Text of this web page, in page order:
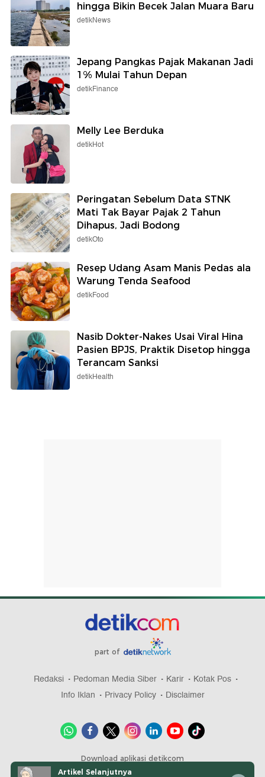
hingga Bikin Becek Jalan Muara Baru
detikNews
Jepang Pangkas Pajak Makanan Jadi
1% Mulai Tahun Depan
detikFinance
Melly Lee Berduka
detikHot
Peringatan Sebelum Data STNK
Mati Tak Bayar Pajak 2 Tahun
Dihapus, Jadi Bodong
detikOto
Resep Udang Asam Manis Pedas ala
Warung Tenda Seafood
detikFood
Nasib Dokter-Nakes Usai Viral Hina
Pasien BPJS, Praktik Disetop hingga
Terancam Sanksi
detikHealth
part of
Redaksi Pedoman Media Siber Karir
Kotak Pos
Info Iklan
Privacy Policy Disclaimer
Download aplikasi detikcom
Artikel Selanjutnya